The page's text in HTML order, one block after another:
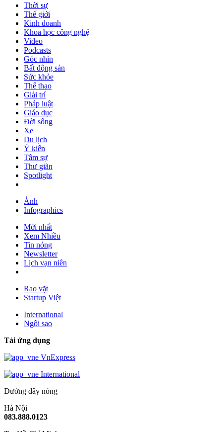
Thời sự
Thế giới
Kinh doanh
Khoa học công nghệ
Video
Podcasts
Góc nhìn
Bất động sản
Sức khỏe
Thể thao
Giải trí
Pháp luật
Giáo dục
Đời sống
Xe
Du lịch
Ý kiến
Tâm sự
Thư giãn
Spotlight
Ảnh
Infographics
Mới nhất
Xem Nhiều
Tin nóng
Newsletter
Lịch vạn niên
Rao vặt
Startup Việt
International
Ngôi sao
Tải ứng dụng
VnExpress
International
Đường dây nóng
Hà Nội
083.888.0123